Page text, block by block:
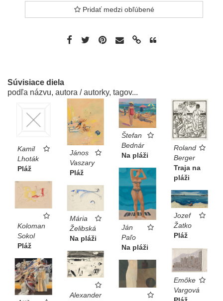
Pridať medzi obľúbené
Súvisiace diela
podľa názvu, autora / autorky, tagov...
Kamil
Lhoták
Pláž
János
Vaszary
Pláž
Štefan
Bednár
Na pláži
Roland
Berger
Traja na
pláži
Ján
Paľo
Na pláži
Koloman
Sokol
Pláž
Mária
Želibská
Na pláži
Jozef
Žatko
Pláž
Emőke
Vargová
Alexander